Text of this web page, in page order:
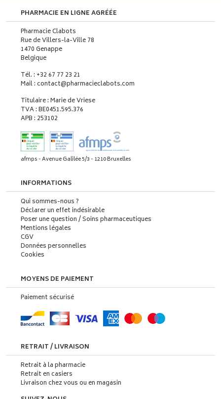
PHARMACIE EN LIGNE AGRÉÉE
Pharmacie Clabots
Rue de Villers-la-Ville 78
1470 Genappe
Belgique
Tél. : +32 67 77 23 21
Mail : contact@pharmacieclabots.com
Titulaire : Marie de Vriese
TVA : BE0451.595.376
APB : 253102
afmps - Avenue Galilée 5/3 - 1210 Bruxelles
INFORMATIONS
Qui sommes-nous ?
Déclarer un effet indésirable
Poser une question / Soins pharmaceutiques
Mentions légales
CGV
Données personnelles
Cookies
MOYENS DE PAIEMENT
Paiement sécurisé
RETRAIT / LIVRAISON
Retrait à la pharmacie
Retrait en casiers
Livraison chez vous ou en magasin